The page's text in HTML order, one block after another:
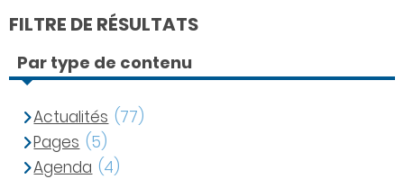
FILTRE DE RÉSULTATS
Par type de contenu
Actualités (77)
Pages (5)
Agenda (4)